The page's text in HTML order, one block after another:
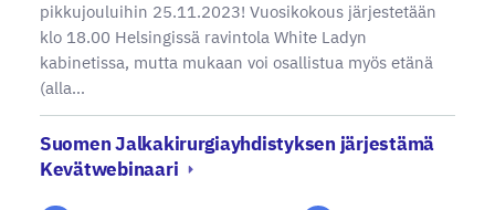
pikkujouluihin 25.11.2023! Vuosikokous järjestetään
klo 18.00 Helsingissä ravintola White Ladyn
kabinetissa, mutta mukaan voi osallistua myös etänä
(alla…
Suomen Jalkakirurgiayhdistyksen järjestämä
Kevätwebinaari